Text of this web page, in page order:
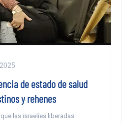
de estado de salud
y rehenes
las israelíes liberadas